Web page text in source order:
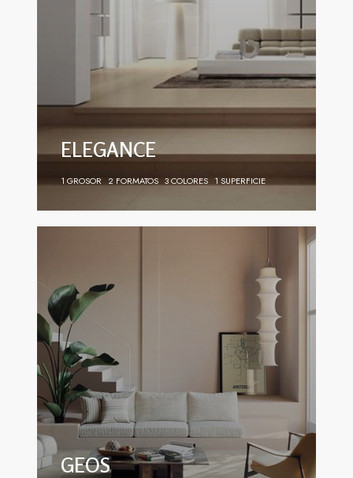
ELEGANCE
1 GROSOR 2 FORMATOS 3 COLORES 1 SUPERFICIE
GEOS